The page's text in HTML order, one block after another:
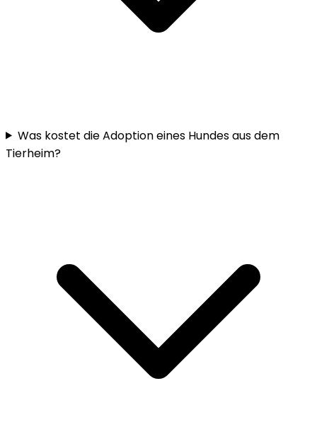
Was kostet die Adoption eines Hundes aus dem
Tierheim?